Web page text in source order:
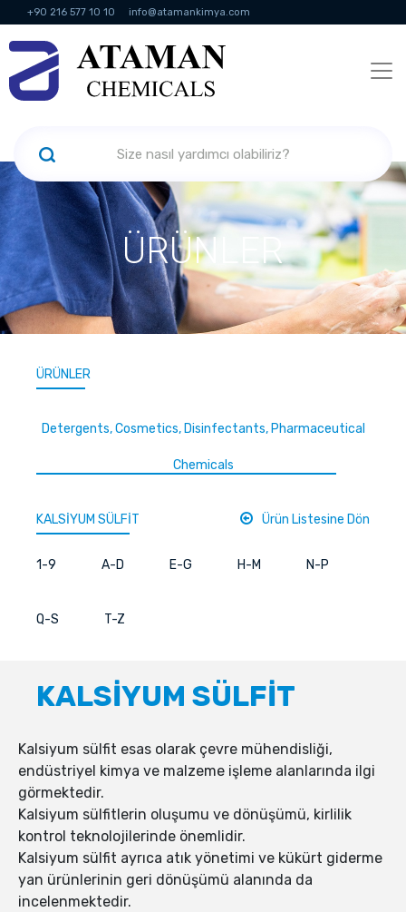
+90 216 577 10 10 info@atamankimya.com
KVKK Politikası Bilgi Toplumu Hizmetleri
ÜRÜNLER
ÜRÜNLER
Detergents, Cosmetics, Disinfectants, Pharmaceutical
Chemicals
KALSİYUM SÜLFİT Ürün Listesine Dön
1-9 A-D E-G H-M N-P
Q-S T-Z
KALSİYUM SÜLFİT
Kalsiyum sülfit esas olarak çevre mühendisliği,
endüstriyel kimya ve malzeme işleme alanlarında ilgi
görmektedir.
Kalsiyum sülfitlerin oluşumu ve dönüşümü, kirlilik
kontrol teknolojilerinde önemlidir.
Kalsiyum sülfit ayrıca atık yönetimi ve kükürt giderme
yan ürünlerinin geri dönüşümü alanında da
incelenmektedir.